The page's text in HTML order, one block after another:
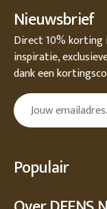
Nieuwsbrief
Direct 10% korting
inspiratie,
dank een
Populair